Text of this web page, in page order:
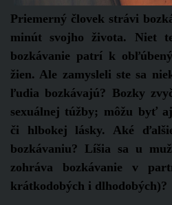
Priemerný človek strávi
minút svojho života. Niet
bozkávanie patrí k
žien. Ale zamysleli ste sa
ľudia bozkávajú? Bozky
sexuálnej túžby; môžu byť
či hlbokej lásky. Aké
bozkávaniu? Líšia sa u
zohráva bozkávanie v
krátkodobých i dlhodobých)?